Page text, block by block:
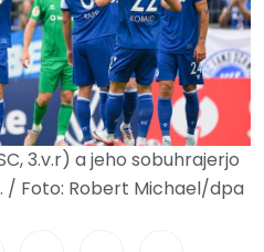
3.v.r) a jeho sobuhrajerjo
/ Foto: Robert Michael/dpa